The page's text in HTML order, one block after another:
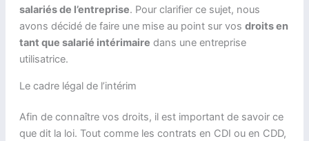
salariés de l’entreprise. Pour clarifier ce sujet, nous
avons décidé de faire une mise au point sur vos droits en
tant que salarié intérimaire dans une entreprise
utilisatrice.
Le cadre légal de l’intérim
Afin de connaître vos droits, il est important de savoir ce
que dit la loi. Tout comme les contrats en CDI ou en CDD,